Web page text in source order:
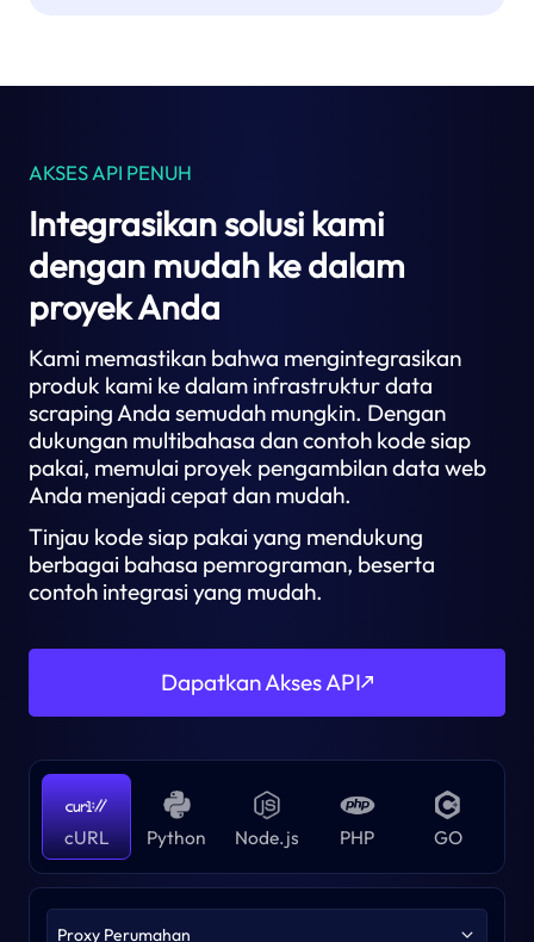
AKSES API PENUH
Integrasikan solusi kami
dengan mudah ke dalam
proyek Anda
Kami memastikan bahwa mengintegrasikan
produk kami ke dalam infrastruktur data
scraping Anda semudah mungkin. Dengan
dukungan multibahasa dan contoh kode siap
pakai, memulai proyek pengambilan data web
Anda menjadi cepat dan mudah.
Tinjau kode siap pakai yang mendukung
berbagai bahasa pemrograman, beserta
contoh integrasi yang mudah.
Dapatkan Akses API
cURL Python Node.js PHP GO